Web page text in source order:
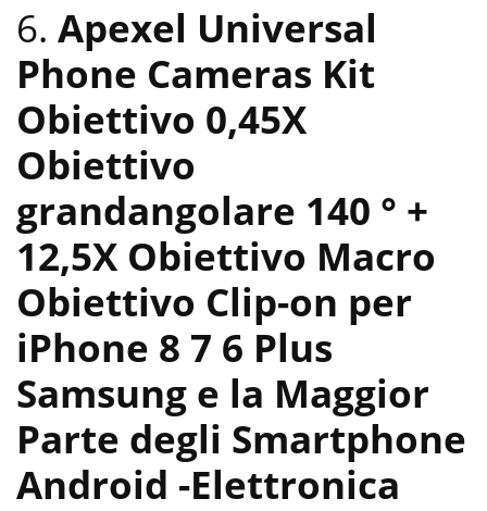
6. Apexel Universal
Phone Cameras Kit
Obiettivo 0,45X
Obiettivo
grandangolare 140 ° +
12,5X Obiettivo Macro
Obiettivo Clip-on per
iPhone 8 7 6 Plus
Samsung e la Maggior
Parte degli Smartphone
Android -Elettronica